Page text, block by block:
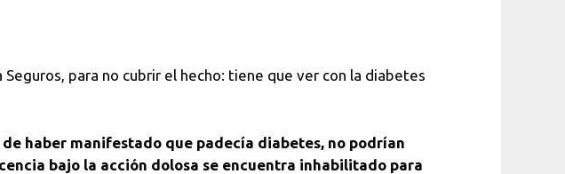
para no cubrir el hecho: tiene que ver con la diabetes
haber manifestado que padecía diabetes, no podrían
bajo la acción dolosa se encuentra inhabilitado para